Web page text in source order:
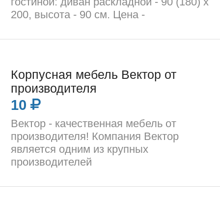
200, высота - 90 см. Цена -
Корпусная мебель Вектор от
производителя
10
Вектор - качественная мебель от
производителя! Компания Вектор
является одним из крупных
производителей